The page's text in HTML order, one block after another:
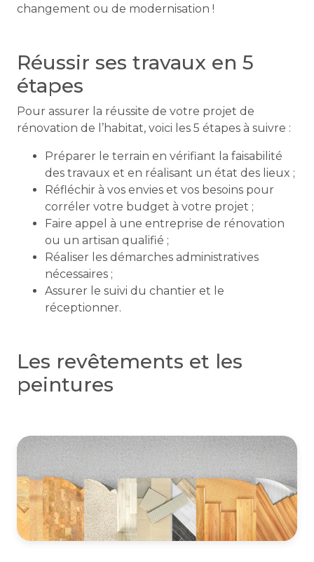
changement ou de modernisation !
Réussir ses travaux en 5
étapes
Pour assurer la réussite de votre projet de
rénovation de l’habitat, voici les 5 étapes à suivre :
Préparer le terrain en vérifiant la faisabilité
des travaux et en réalisant un état des lieux ;
Réfléchir à vos envies et vos besoins pour
corréler votre budget à votre projet ;
Faire appel à une entreprise de rénovation
ou un artisan qualifié ;
Réaliser les démarches administratives
nécessaires ;
Assurer le suivi du chantier et le
réceptionner.
Les revêtements et les
peintures